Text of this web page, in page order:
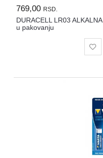
769,00 RSD.
DURACELL LR03
u pakovanju